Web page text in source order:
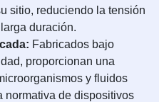
sitio, reduciendo la tensión
duración.
Fabricados bajo
proporcionan una
y fluidos
normativa de dispositivos